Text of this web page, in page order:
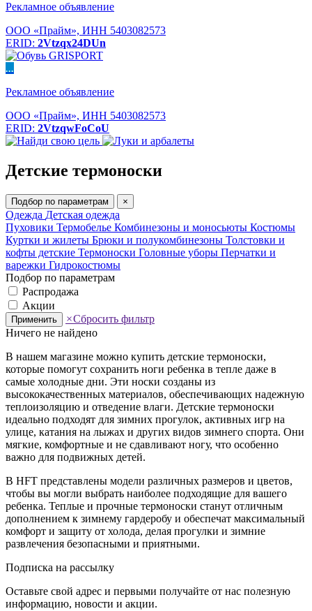
Рекламное объявление
ООО «Прайм», ИНН 5403082573
ERID: 2Vtzqx24DUn
...
Рекламное объявление
ООО «Прайм», ИНН 5403082573
ERID: 2VtzqwFoCoU
Детские термоноски
Подбор по параметрам ×
Одежда Детская одежда
Пуховики Термобелье Комбинезоны и моносьюты Костюмы
Куртки и жилеты Брюки и полукомбинезоны Толстовки и
кофты детские Термоноски Головные уборы Перчатки и
варежки Гидрокостюмы
Подбор по параметрам
Распродажа
Акции
Применить ×Сбросить фильтр
Ничего не найдено
В нашем магазине можно купить детские термоноски,
которые помогут сохранить ноги ребенка в тепле даже в
самые холодные дни. Эти носки созданы из
высококачественных материалов, обеспечивающих надежную
теплоизоляцию и отведение влаги. Детские термоноски
идеально подходят для зимних прогулок, активных игр на
улице, катания на лыжах и других видов зимнего спорта. Они
мягкие, комфортные и не сдавливают ногу, что особенно
важно для подвижных детей.
В HFT представлены модели различных размеров и цветов,
чтобы вы могли выбрать наиболее подходящие для вашего
ребенка. Теплые и прочные термоноски станут отличным
дополнением к зимнему гардеробу и обеспечат максимальный
комфорт и защиту от холода, делая прогулки и зимние
развлечения безопасными и приятными.
Подписка на рассылку
Оставьте свой адрес и первыми получайте от нас полезную
информацию, новости и акции.